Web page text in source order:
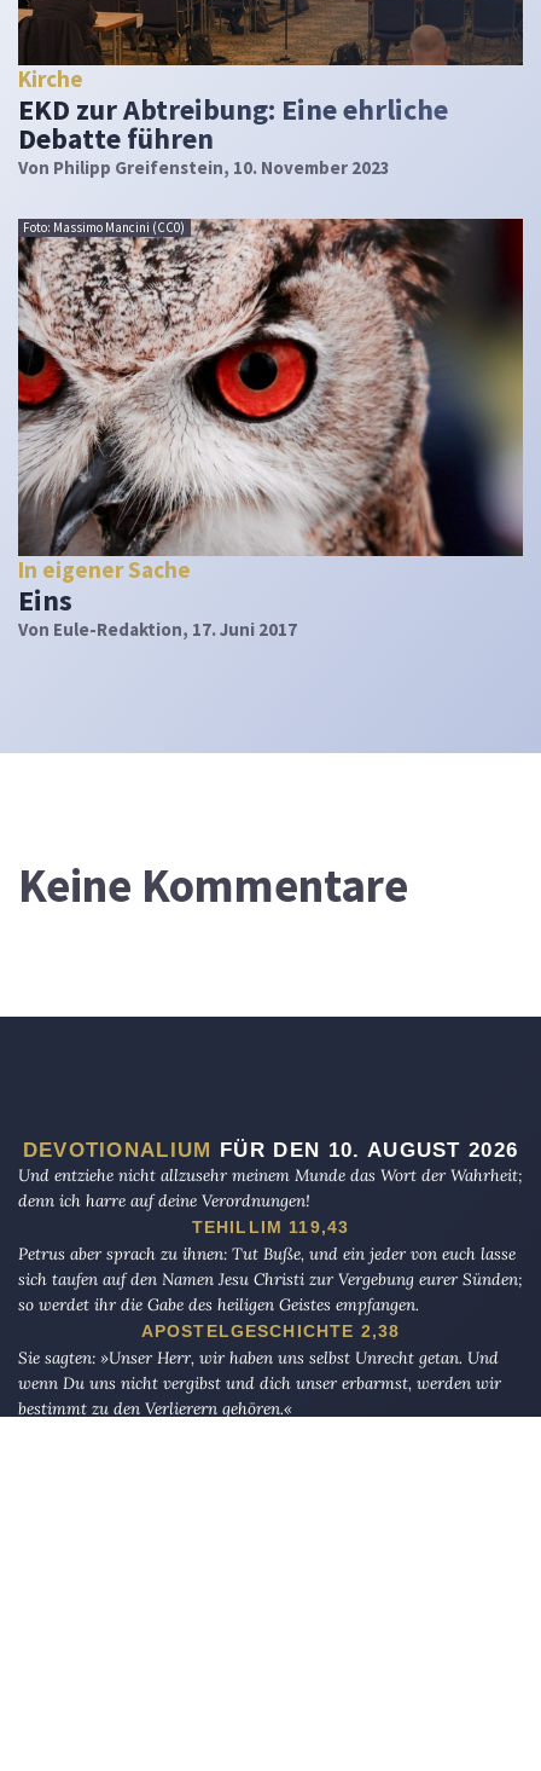
Kirche
EKD zur Abtreibung: Eine ehrliche
Debatte führen
Von Philipp Greifenstein, 10. November 2023
Foto: Massimo Mancini (CC0)
In eigener Sache
Eins
Von Eule-Redaktion, 17. Juni 2017
Keine Kommentare
DEVOTIONALIUM FÜR DEN 10. AUGUST 2026
Und entziehe nicht allzusehr meinem Munde das Wort der Wahrheit;
denn ich harre auf deine Verordnungen!
TEHILLIM 119,43
Petrus aber sprach zu ihnen: Tut Buße, und ein jeder von euch lasse
sich taufen auf den Namen Jesu Christi zur Vergebung eurer Sünden;
so werdet ihr die Gabe des heiligen Geistes empfangen.
APOSTELGESCHICHTE 2,38
Sie sagten: »Unser Herr, wir haben uns selbst Unrecht getan. Und
wenn Du uns nicht vergibst und dich unser erbarmst, werden wir
bestimmt zu den Verlierern gehören.«